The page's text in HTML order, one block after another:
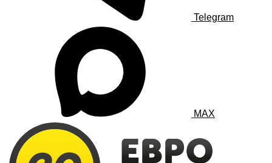
Telegram
MAX